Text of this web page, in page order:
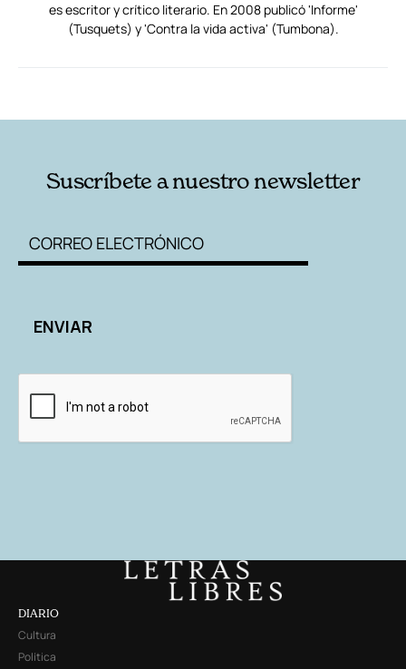
es escritor y crítico literario. En 2008 publicó 'Informe'
(Tusquets) y 'Contra la vida activa' (Tumbona).
Suscríbete a nuestro newsletter
DIARIO
Cultura
Política